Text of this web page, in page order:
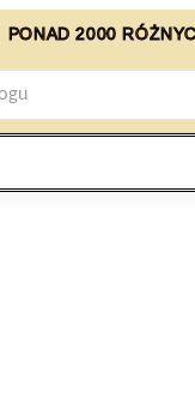
PONAD 2000